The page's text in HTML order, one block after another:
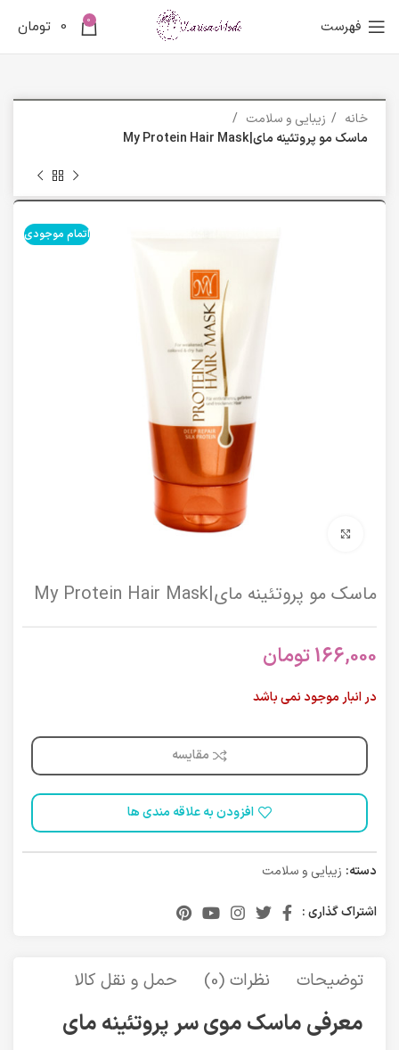
فهرست 0
0 تومان
خانه
زیبایی و سلامت
ماسک مو پروتئینه مای|My Protein Hair Mask
اتمام موجودی
برای بزرگنمایی کلیک کنید
ماسک مو پروتئینه مای|My Protein Hair Mask
166,000تومان
در انبار موجود نمی باشد
مقایسه
افزودن به علاقه مندی ها
دسته: زیبایی و سلامت
اشتراک گذاری :
توضیحات نظرات (0) حمل و نقل کالا
معرفی ماسک موی سر پروتئینه مای